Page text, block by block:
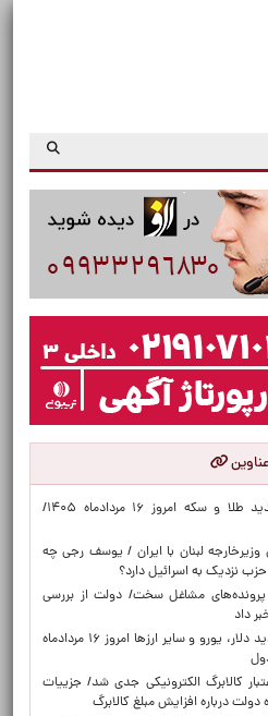
قیمت جدید طلا و سکه امروز ۱۶ مردادماه ۱۴۰۵/
وزیرخارجه لبنان با ایران / یوسف رجی چه
حزب نزدیک به اسرائیل دارد؟
پرونده‌های مشاغل سخت/ دولت از بررسی
داد
قیمت جدید دلار، یورو و سایر ارزها امروز ۱۶ مردادماه
کالابرگ الکترونیکی جدی شد/ جزییات
درباره افزایش مبلغ کالابرگ